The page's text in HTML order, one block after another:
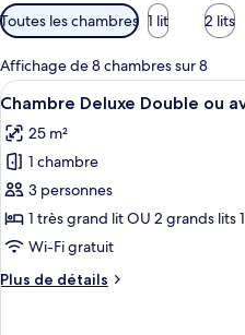
Filtres
disponibles
pour
les
chambres
Toutes les chambres 1 lit 2 lits
Affichage de 8 chambres sur 8
Afficher
toutes
les
photos
pour
ce
type
chambre :
12
Chambre Deluxe Double ou
25 m²
1 chambre
3 personnes
1 très grand lit OU 2 grands lits
Wi-Fi gratuit
Plus de détails
Plus